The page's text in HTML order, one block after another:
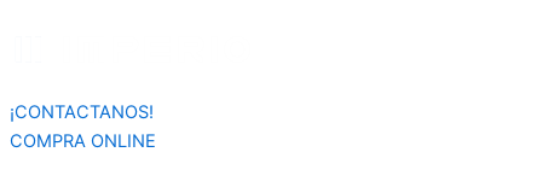
¡CONTACTANOS!
COMPRA ONLINE